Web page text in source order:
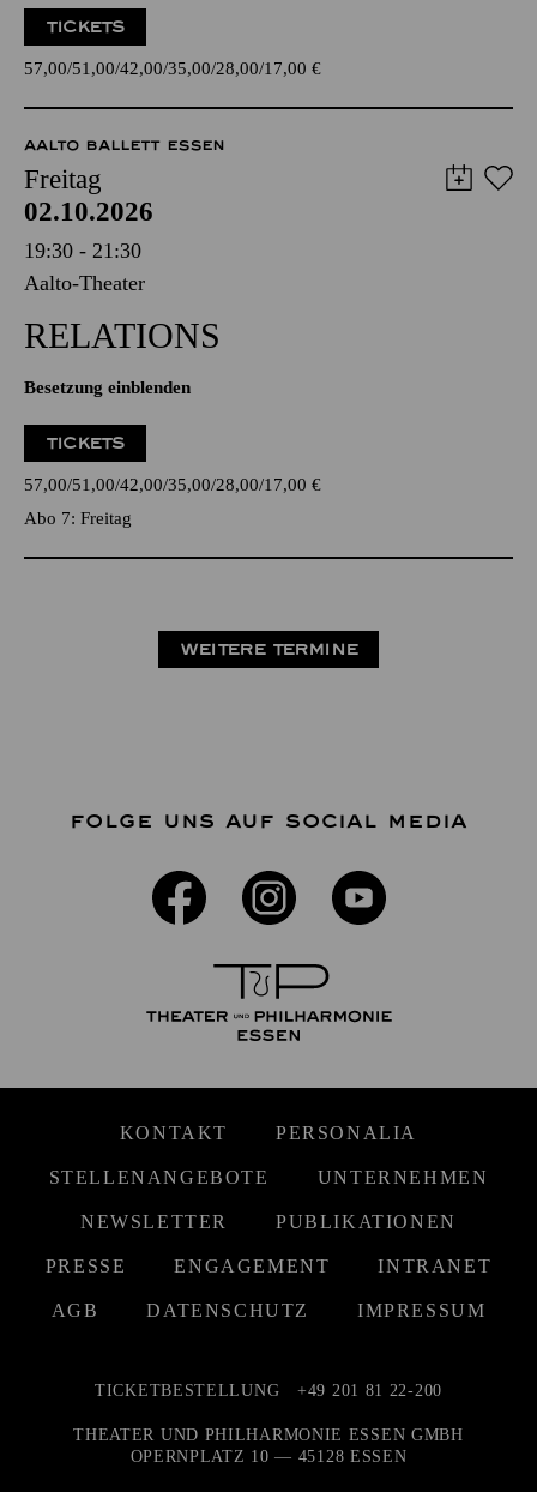
TICKETS
57,00 51,00 42,00 35,00 28,00 17,00 €
AALTO BALLETT ESSEN
Freitag
02.10.2026
19:30 - 21:30
Aalto-Theater
RELATIONS
Besetzung einblenden
TICKETS
57,00 51,00 42,00 35,00 28,00 17,00 €
Abo 7: Freitag
WEITERE TERMINE
FOLGE UNS AUF SOCIAL MEDIA
KONTAKT PERSONALIA
STELLENANGEBOTE UNTERNEHMEN
NEWSLETTER PUBLIKATIONEN
PRESSE ENGAGEMENT INTRANET
AGB DATENSCHUTZ IMPRESSUM
TICKETBESTELLUNG +49 201 81 22-200
THEATER UND PHILHARMONIE ESSEN GMBH
OPERNPLATZ 10 — 45128 ESSEN